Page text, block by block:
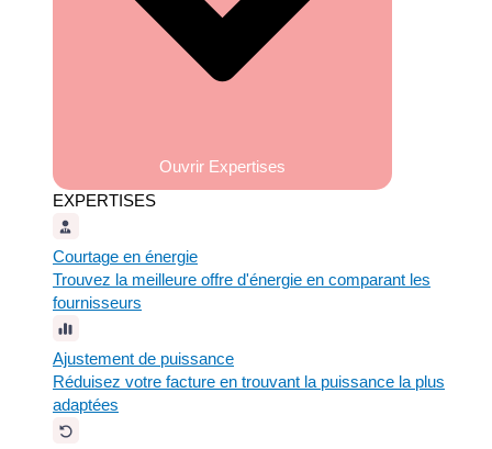
Ouvrir Expertises
EXPERTISES
Courtage en énergie
Trouvez la meilleure offre d'énergie en comparant les
fournisseurs
Ajustement de puissance
Réduisez votre facture en trouvant la puissance la plus
adaptées